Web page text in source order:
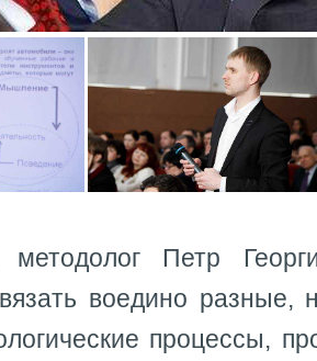
Петр
воедино разные,
процессы,